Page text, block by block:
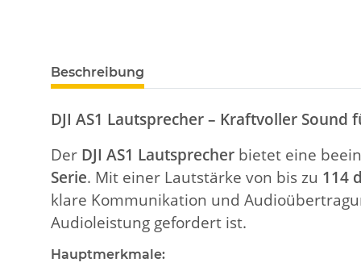
Beschreibung
DJI AS1 Lautsprecher – Kraftvoller
Der DJI AS1 Lautsprecher bietet eine
Serie. Mit einer Lautstärke von bis zu 114
klare Kommunikation und
Audioleistung gefordert ist.
Hauptmerkmale: